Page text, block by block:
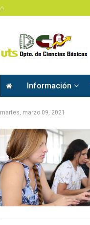
⌂
Información
martes, marzo 09, 2021